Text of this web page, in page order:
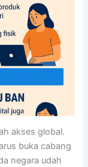
akses global.
buka cabang
negara udah